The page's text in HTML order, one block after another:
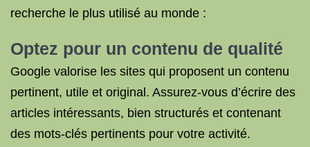
recherche le plus utilisé au monde :
Optez pour un contenu de qualité
Google valorise les sites qui proposent un contenu
pertinent, utile et original. Assurez-vous d’écrire des
articles intéressants, bien structurés et contenant
des mots-clés pertinents pour votre activité.